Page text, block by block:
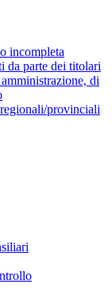
incompleta
da parte dei titolari
di
provinciali